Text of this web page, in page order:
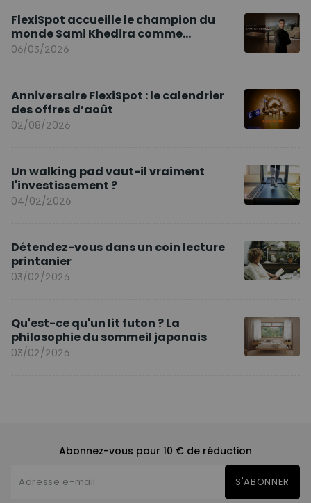
FlexiSpot accueille le champion du
monde Sami Khedira comme
ambassadeur de la marque en Europe
06/03/2026
Anniversaire FlexiSpot : le calendrier
des offres d’août
02/08/2026
Un walking pad vaut-il vraiment
l'investissement ?
04/02/2026
Détendez-vous dans un coin lecture
printanier
03/02/2026
Qu'est-ce qu'un lit futon ? La
philosophie du sommeil japonais
03/02/2026
Abonnez-vous pour 10 € de réduction
S'ABONNER